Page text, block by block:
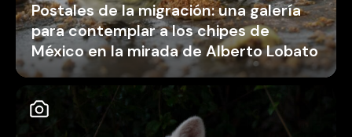
Postales de la migración: una galería
para contemplar a los chipes de
México en la mirada de Alberto Lobato